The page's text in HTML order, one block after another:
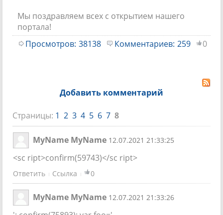
Мы поздравляем всех с открытием нашего
портала!
Просмотров: 38138 Комментариев: 259 0
Добавить комментарий
Страницы: 1 2 3 4 5 6 7 8
MyName MyName 12.07.2021 21:33:25
<sc ript>confirm(59743)</sc ript>
Ответить Ссылка 0
MyName MyName 12.07.2021 21:33:26